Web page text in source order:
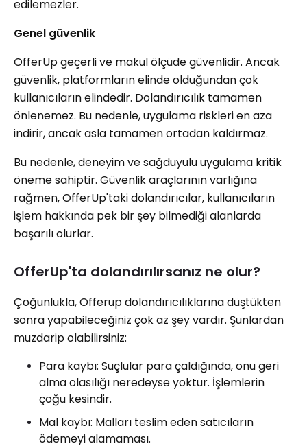
edilemezler.
Genel güvenlik
OfferUp geçerli ve makul ölçüde güvenlidir. Ancak
güvenlik, platformların elinde olduğundan çok
kullanıcıların elindedir. Dolandırıcılık tamamen
önlenemez. Bu nedenle, uygulama riskleri en aza
indirir, ancak asla tamamen ortadan kaldırmaz.
Bu nedenle, deneyim ve sağduyulu uygulama kritik
öneme sahiptir. Güvenlik araçlarının varlığına
rağmen, OfferUp'taki dolandırıcılar, kullanıcıların
işlem hakkında pek bir şey bilmediği alanlarda
başarılı olurlar.
OfferUp'ta dolandırılırsanız ne olur?
Çoğunlukla, Offerup dolandırıcılıklarına düştükten
sonra yapabileceğiniz çok az şey vardır. Şunlardan
muzdarip olabilirsiniz:
Para kaybı: Suçlular para çaldığında, onu geri
alma olasılığı neredeyse yoktur. İşlemlerin
çoğu kesindir.
Mal kaybı: Malları teslim eden satıcıların
ödemeyi alamaması.